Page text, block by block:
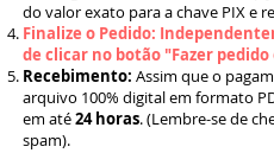
do valor exato para a chave PIX e
Finalize o Pedido:
de clicar no botão "Fazer
Recebimento: Assim que o
arquivo 100% digital em formato
em até24 horas. (Lembre-se de
spam).